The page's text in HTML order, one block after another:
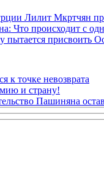
Лилит Мкртчян
Что происходит с
пытается присвоить
точке невозврата
и страну!
Пашиняна